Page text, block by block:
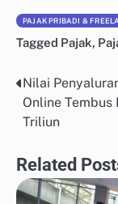
PAJAK PRIBADI &
Tagged Pajak,
Post
navigation
Nilai
Online Tembus
Triliun
Related